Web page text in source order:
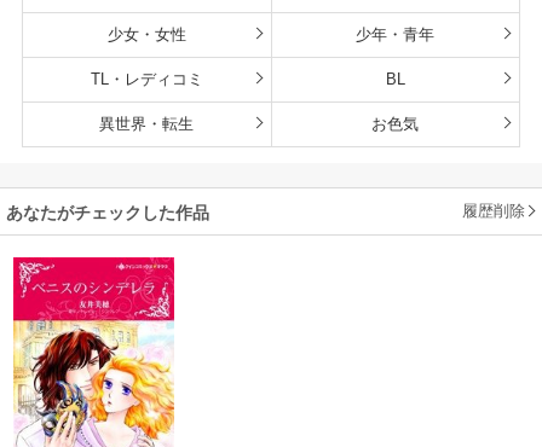
少女・女性 少年・青年
TL・レディコミ BL
異世界・転生 お色気
あなたがチェックした作品 履歴削除